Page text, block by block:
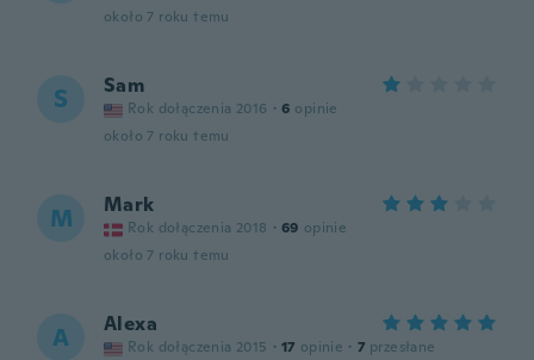
około 7 roku temu
S Sam
Rok dołączenia 2016 · 6 opinie
około 7 roku temu
M Mark
Rok dołączenia 2018 · 69 opinie
około 7 roku temu
A Alexa
Rok dołączenia 2015 · 17 opinie · 7 przesłane